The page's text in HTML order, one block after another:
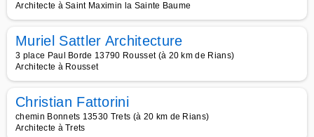
Architecte à Saint Maximin la Sainte Baume
Muriel Sattler Architecture
3 place Paul Borde 13790 Rousset (à 20 km de Rians)
Architecte à Rousset
Christian Fattorini
chemin Bonnets 13530 Trets (à 20 km de Rians)
Architecte à Trets